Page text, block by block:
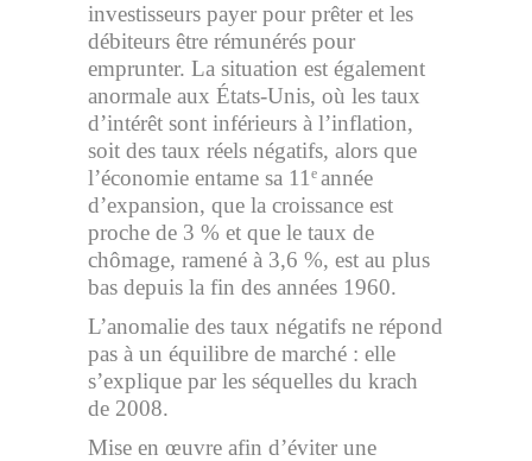
investisseurs payer pour prêter et les
débiteurs être rémunérés pour
emprunter. La situation est également
anormale aux États-Unis, où les taux
d’intérêt sont inférieurs à l’inflation,
soit des taux réels négatifs, alors que
l’économie entame sa 11 e année
d’expansion, que la croissance est
proche de 3 % et que le taux de
chômage, ramené à 3,6 %, est au plus
bas depuis la fin des années 1960.
L’anomalie des taux négatifs ne répond
pas à un équilibre de marché : elle
s’explique par les séquelles du krach
de 2008.
Mise en œuvre afin d’éviter une